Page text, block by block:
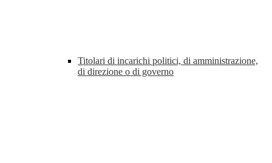
Titolari di incarichi politici, di amministrazione,
di direzione o di governo